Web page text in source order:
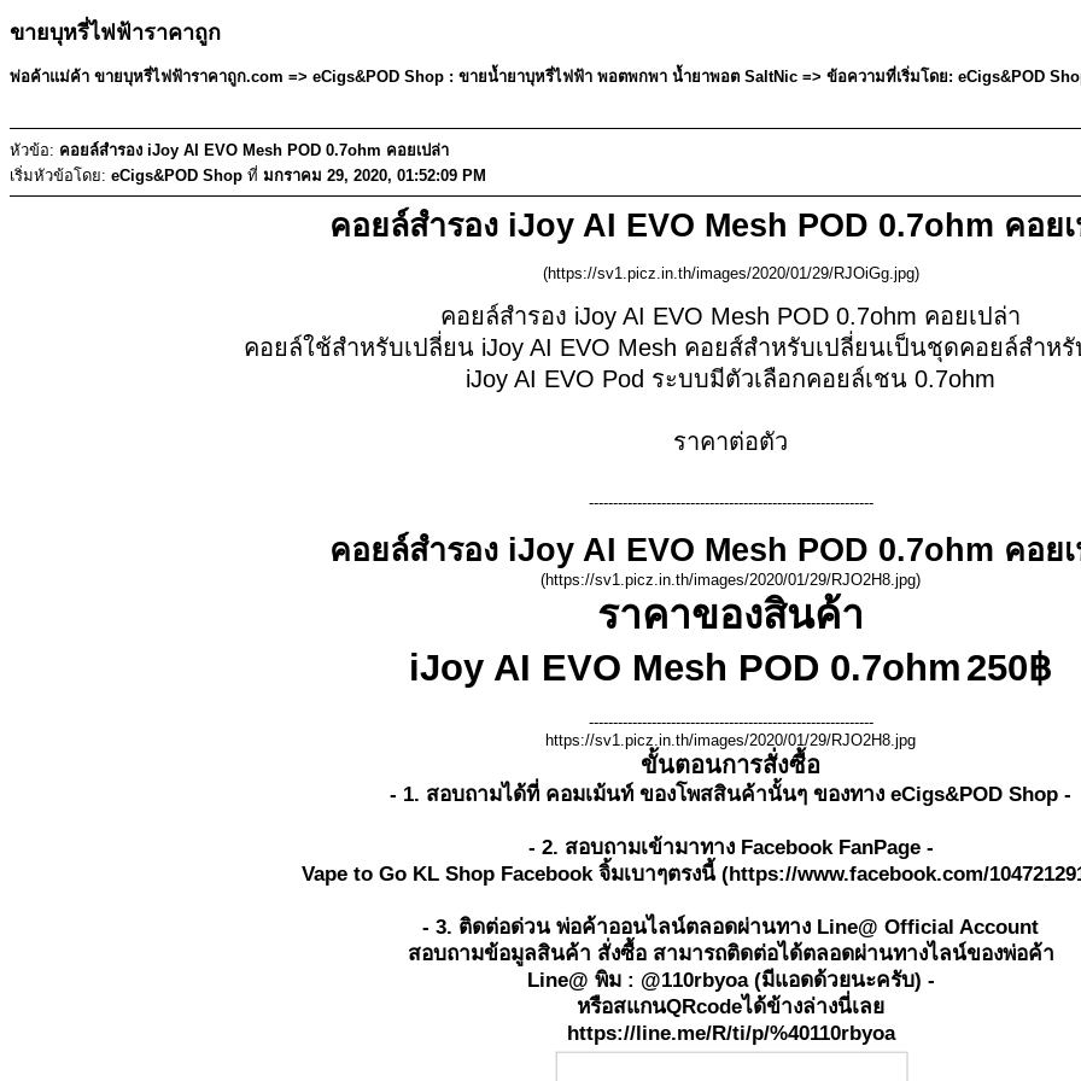
ขายบุหรี่ไฟฟ้าราคาถูก
พ่อค้าแม่ค้า ขายบุหรี่ไฟฟ้าราคาถูก.com => eCigs&POD Shop : ขายน้ำยาบุหรี่ไฟฟ้า พอตพกพา น้ำยาพอต SaltNic => ข้อความที่เริ่มโดย: eCigs&POD
หัวข้อ: คอยล์สำรอง iJoy AI EVO Mesh POD 0.7ohm คอยเปล่า
เริ่มหัวข้อโดย: eCigs&POD Shop ที่ มกราคม 29, 2020, 01:52:09 PM
คอยล์สำรอง iJoy AI EVO Mesh POD 0.7ohm คอย
(https://sv1.picz.in.th/images/2020/01/29/RJOiGg.jpg)
คอยล์สำรอง iJoy AI EVO Mesh POD 0.7ohm คอยเปล่า
คอยล์ใช้สำหรับเปลี่ยน iJoy AI EVO Mesh คอยส์สำหรับเปลี่ยนเป็นชุดคอยล์สำห
iJoy AI EVO Pod ระบบมีตัวเลือกคอยล์เชน 0.7ohm
ราคาต่อตัว
-----------------------------------------------------------
คอยล์สำรอง iJoy AI EVO Mesh POD 0.7ohm คอย
(https://sv1.picz.in.th/images/2020/01/29/RJO2H8.jpg)
ราคาของสินค้า
iJoy AI EVO Mesh POD 0.7ohm 250฿
-----------------------------------------------------------
https://sv1.picz.in.th/images/2020/01/29/RJO2H8.jpg
ขั้นตอนการสั่งซื้อ
- 1. สอบถามได้ที่ คอมเม้นท์ ของโพสสินค้านั้นๆ ของทาง eCigs&POD Shop -
- 2. สอบถามเข้ามาทาง Facebook FanPage -
Vape to Go KL Shop Facebook จิ้มเบาๆตรงนี้ (https://www.facebook.com/
- 3. ติดต่อด่วน พ่อค้าออนไลน์ตลอดผ่านทาง Line@ Official Account
สอบถามข้อมูลสินค้า สั่งซื้อ สามารถติดต่อได้ตลอดผ่านทางไลน์ของพ่อค้า
Line@ พิม : @110rbyoa (มีแอดด้วยนะครับ) -
หรือสแกนQRcodeได้ข้างล่างนี่เลย
https://line.me/R/ti/p/%40110rbyoa